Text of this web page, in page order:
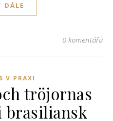
DÁLE
0 komentářů
V PRAXI
tröjornas
brasiliansk